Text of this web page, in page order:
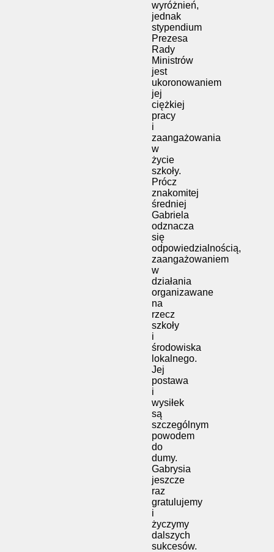
wyróżnień,
jednak
stypendium
Prezesa
Rady
Ministrów
jest
ukoronowaniem
jej
ciężkiej
pracy
i
zaangażowania
w
życie
szkoły.
Prócz
znakomitej
średniej
Gabriela
odznacza
się
odpowiedzialnością,
zaangażowaniem
w
działania
organizawane
na
rzecz
szkoły
i
środowiska
lokalnego.
Jej
postawa
i
wysiłek
są
szczególnym
powodem
do
dumy.
Gabrysia
jeszcze
raz
gratulujemy
i
życzymy
dalszych
sukcesów.